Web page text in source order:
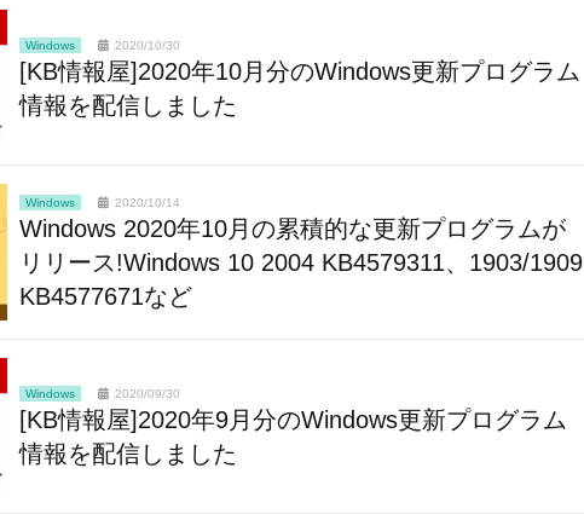
Windows 2020/10/30
[KB情報屋]2020年10月分のWindows更新プログラム
情報を配信しました
Windows 2020/10/14
Windows 2020年10月の累積的な更新プログラムが
リリース!Windows 10 2004 KB4579311、1903/1909
KB4577671など
Windows 2020/09/30
[KB情報屋]2020年9月分のWindows更新プログラム
情報を配信しました